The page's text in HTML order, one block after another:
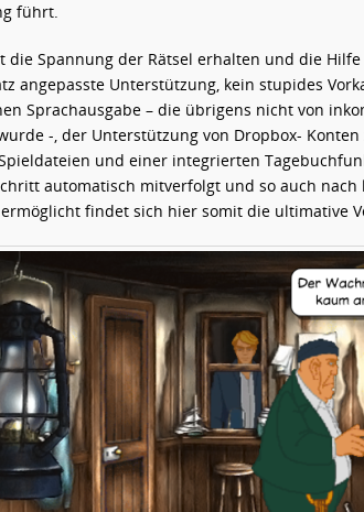
führt.
die Spannung der Rätsel erhalten und die
angepasste Unterstützung, kein stupides
Sprachausgabe – die übrigens nicht von
-, der Unterstützung von Dropbox-
und einer integrierten
automatisch mitverfolgt und so auch nach
findet sich hier somit die ultimative